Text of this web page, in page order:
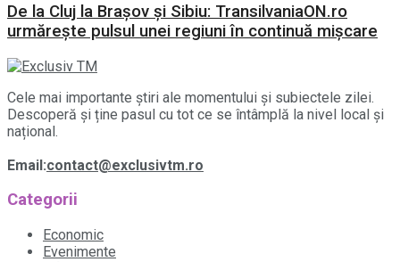
De la Cluj la Brașov și Sibiu: TransilvaniaON.ro
urmărește pulsul unei regiuni în continuă mișcare
Cele mai importante știri ale momentului și subiectele zilei.
Descoperă și ține pasul cu tot ce se întâmplă la nivel local și
național.
Email:contact@exclusivtm.ro
Categorii
Economic
Evenimente